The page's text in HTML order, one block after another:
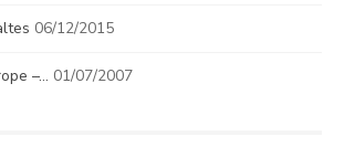
06/12/2015
–… 01/07/2007